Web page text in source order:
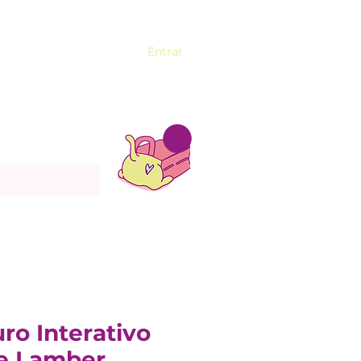
Entrar
Interativo